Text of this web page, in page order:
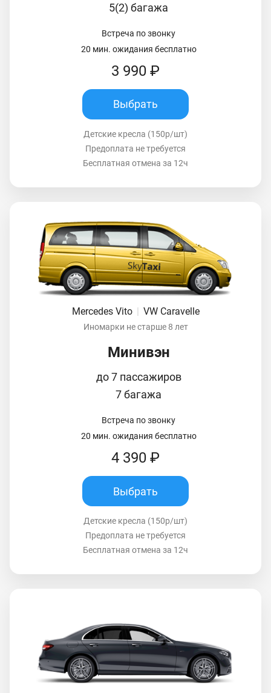
5(2) багажа
Встреча по звонку
20 мин. ожидания бесплатно
3 990 ₽
Выбрать
Детские кресла (150р/шт)
Предоплата не требуется
Бесплатная отмена за 12ч
Mercedes Vito VW Caravelle
Иномарки не старше 8 лет
Минивэн
до 7 пассажиров
7 багажа
Встреча по звонку
20 мин. ожидания бесплатно
4 390 ₽
Выбрать
Детские кресла (150р/шт)
Предоплата не требуется
Бесплатная отмена за 12ч